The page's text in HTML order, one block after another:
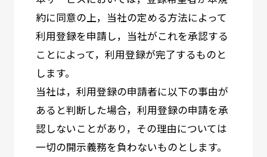
約に同意の上，当社の定める方法によって
利用登録を申請し，当社がこれを承認する
ことによって，利用登録が完了するものと
します。
当社は，利用登録の申請者に以下の事由が
あると判断した場合，利用登録の申請を承
認しないことがあり，その理由については
一切の開示義務を負わないものとします。